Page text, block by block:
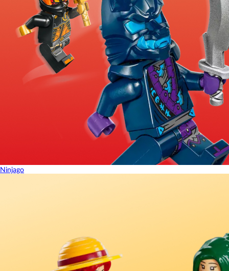
Ninjago